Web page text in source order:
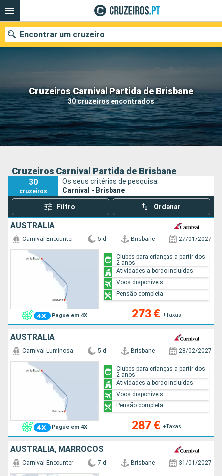
Cruzeiros Carnival Partida de Brisbane
30 cruzeiros encontrados
Encontrar um cruzeiro
Quando ir?
Data de partida
Portos Companhias
Cruzeiros Carnival Partida de Brisbane
30
cruzeiros
Os seus critérios de pesquisa:
Carnival - Brisbane
Filtro Ordenar
AUSTRALIA
Pague em 4X
Carnival Encounter 5 d Brisbane 27/01/2027
273 € +Taxas
Clubes para crianças a partir dos
2 anos
Atividades a bordo incluídas:
Voos disponíveis
Pensão completa
AUSTRALIA
Pague em 4X
Carnival Luminosa 5 d Brisbane 28/02/2027
287 € +Taxas
Clubes para crianças a partir dos
2 anos
Atividades a bordo incluídas:
Voos disponíveis
Pensão completa
AUSTRALIA, MARROCOS
Carnival Encounter 7 d Brisbane 31/01/2027